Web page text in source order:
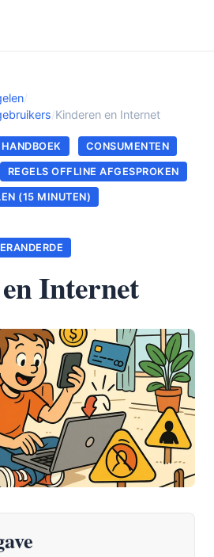
/
/Kinderen en Internet
HANDBOEK CONSUMENTEN
REGELS OFFLINE AFGESPROKEN
(15 MINUTEN)
Internet